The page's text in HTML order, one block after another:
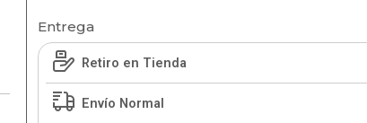
Entrega
Retiro en Tienda
Envío Normal